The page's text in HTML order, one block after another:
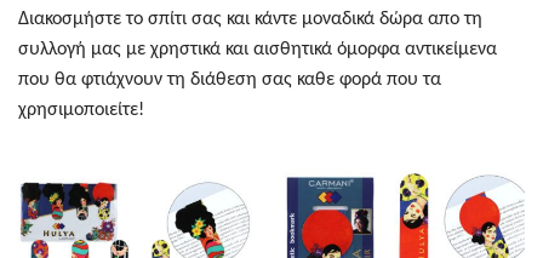
Διακοσμήστε το σπίτι σας και κάντε μοναδικά δώρα απο τη
συλλογή μας με χρηστικά και αισθητικά όμορφα αντικείμενα
που θα φτιάχνουν τη διάθεση σας καθε φορά που τα
χρησιμοποιείτε!